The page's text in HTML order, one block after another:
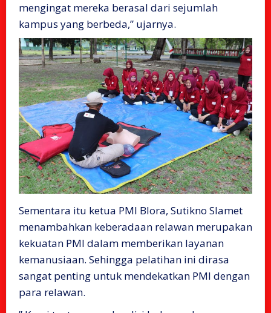
mengingat mereka berasal dari sejumlah
kampus yang berbeda,” ujarnya.
Sementara itu ketua PMI Blora, Sutikno Slamet
menambahkan keberadaan relawan merupakan
kekuatan PMI dalam memberikan layanan
kemanusiaan. Sehingga pelatihan ini dirasa
sangat penting untuk mendekatkan PMI dengan
para relawan.